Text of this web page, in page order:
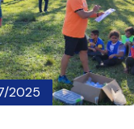
2025